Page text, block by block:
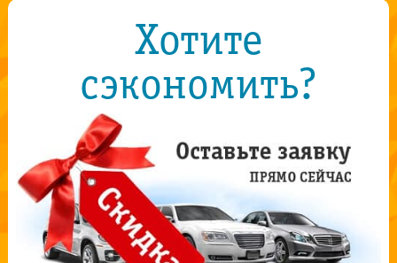
Хотите
сэкономить?